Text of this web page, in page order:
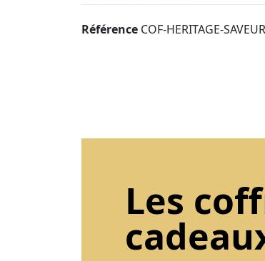
Référence COF-HERITAGE-
Les